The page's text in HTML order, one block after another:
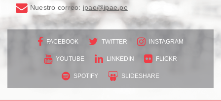
Nuestro correo: ipae@ipae.pe
FACEBOOK TWITTER INSTAGRAM
YOUTUBE LINKEDIN FLICKR
SPOTIFY SLIDESHARE